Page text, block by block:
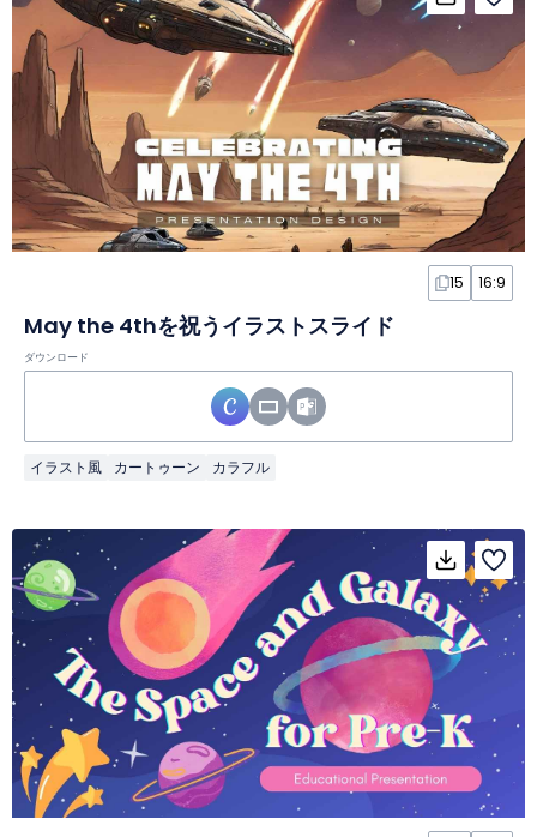
15 16:9
May the 4thを祝うイラストスライド
ダウンロード
イラスト風 カートゥーン カラフル